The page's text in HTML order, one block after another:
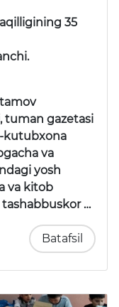
35
tuman gazetasi
kutubxona
va
yosh
va kitob
tashabbuskor …
Batafsil